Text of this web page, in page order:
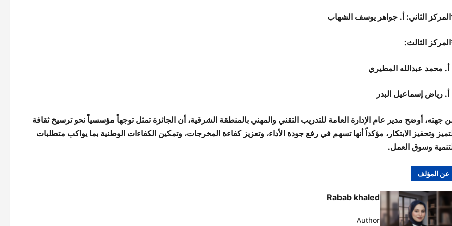
الثاني: أ. جواهر يوسف الشهاب
الثالث:
أ. محمد عبدالله المطيري
أ. رياض إسماعيل البدر
جهته، أوضح مدير عام الإدارة العامة للتدريب التقني والمهني بالمنطقة الشرقية، أن الجائزة تمثل توجهاً مؤسسياً نحو ترسيخ ثقافة
وتحفيز الابتكار، مؤكداً أنها تسهم في رفع جودة الأداء، وتعزيز كفاءة المخرجات، وتمكين الكفاءات الوطنية بما يواكب متطلبات
وسوق العمل.
عن المؤلف
Rabab khaled
Author